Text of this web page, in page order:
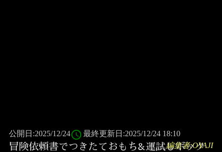
公開日:2025/12/24access_time 最終更新日:2025/12/24 18:10
冒険依頼書でつきたておもち&運試しボック
編集者:OYAJI